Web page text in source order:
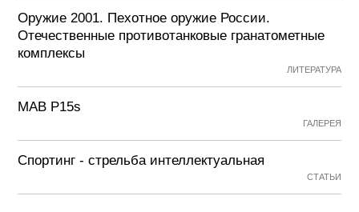
Оружие 2001. Пехотное оружие России.
Отечественные противотанковые гранатометные
комплексы
ЛИТЕРАТУРА
MAB P15s
ГАЛЕРЕЯ
Спортинг - стрельба интеллектуальная
СТАТЬИ